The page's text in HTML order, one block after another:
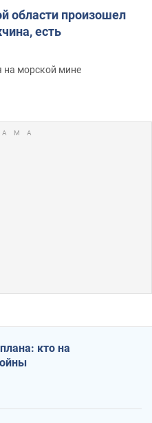
области произошел
есть
на морской мине
кто на